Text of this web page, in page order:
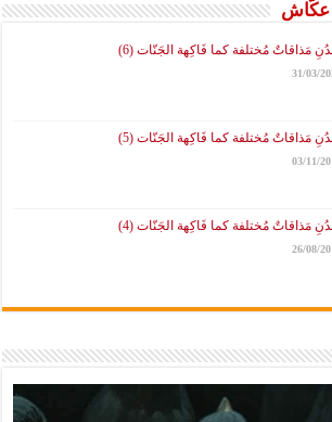
عكَّاش
مَذاقاتٌ مُختلفة كما فَاكِهة الجَنّات (6)
31/03/
مَذاقاتٌ مُختلفة كما فَاكِهة الجَنّات (5)
03/11/
مَذاقاتٌ مُختلفة كما فَاكِهة الجَنّات (4)
26/08/